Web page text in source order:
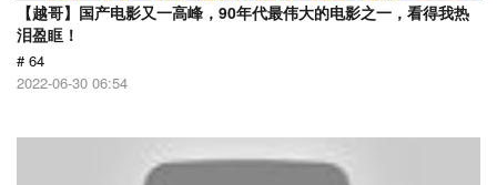
【越哥】国产电影又一高峰，90年代最伟大的电影之一，看得我热
泪盈眶！
# 64
2022-06-30 06:54